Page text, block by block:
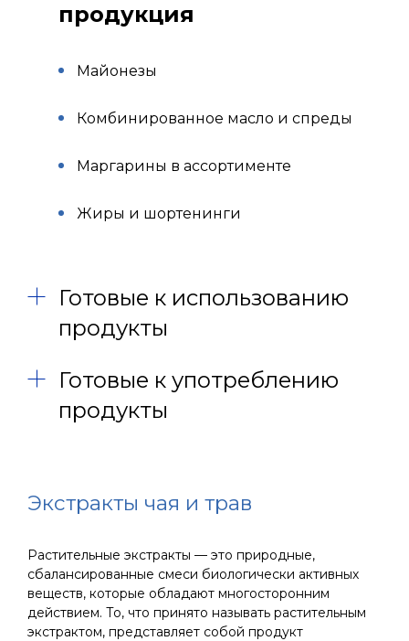
продукция
Майонезы
Комбинированное масло и спреды
Маргарины в ассортименте
Жиры и шортенинги
Готовые к использованию
продукты
Готовые к употреблению
продукты
Экстракты чая и трав
Растительные экстракты — это природные,
сбалансированные смеси биологически активных
веществ, которые обладают многосторонним
действием. То, что принято называть растительным
экстрактом, представляет собой продукт